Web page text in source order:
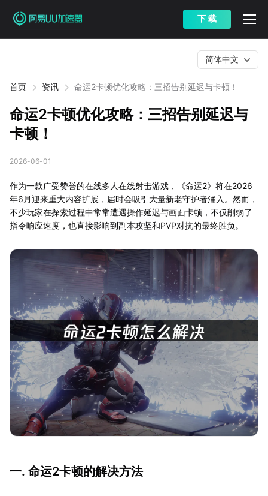
下 载
首页 资讯 命运2卡顿优化攻略：三招告别延迟与卡顿！
简体中文
命运2卡顿优化攻略：三招告别延迟与
卡顿！
2026-06-01
作为一款广受赞誉的在线多人在线射击游戏，《命运2》将在2026
年6月迎来重大内容扩展，届时会吸引大量新老守护者涌入。然而，
不少玩家在探索过程中常常遭遇操作延迟与画面卡顿，不仅削弱了
指令响应速度，也直接影响到副本攻坚和PVP对抗的最终胜负。
一. 命运2卡顿的解决方法